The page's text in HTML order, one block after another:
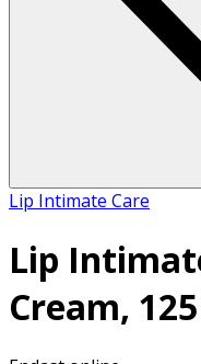
Lip Intimate Care
Lip
Cream,